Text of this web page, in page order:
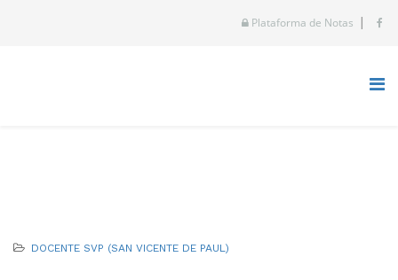
Plataforma de Notas |
DOCENTE SVP (SAN VICENTE DE PAUL)